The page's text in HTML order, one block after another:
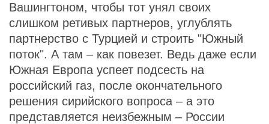
Вашингтоном, чтобы тот унял своих
слишком ретивых партнеров, углублять
партнерство с Турцией и строить "Южный
поток". А там – как повезет. Ведь даже если
Южная Европа успеет подсесть на
российский газ, после окончательного
решения сирийского вопроса – а это
представляется неизбежным – России